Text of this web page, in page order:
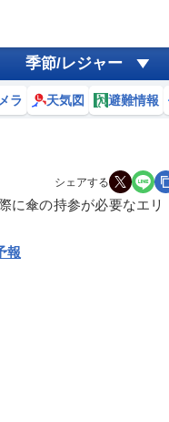
季節/レジャー
ラ 天気図 避難情報
シェアする
に傘の持参が必要なエリ
報